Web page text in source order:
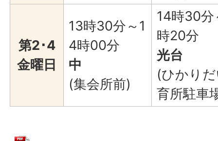
第2･4
金曜日
13時30分～1
4時00分
中
(集会所前)
14時30分
時20分
光台
(ひかり
育所駐車